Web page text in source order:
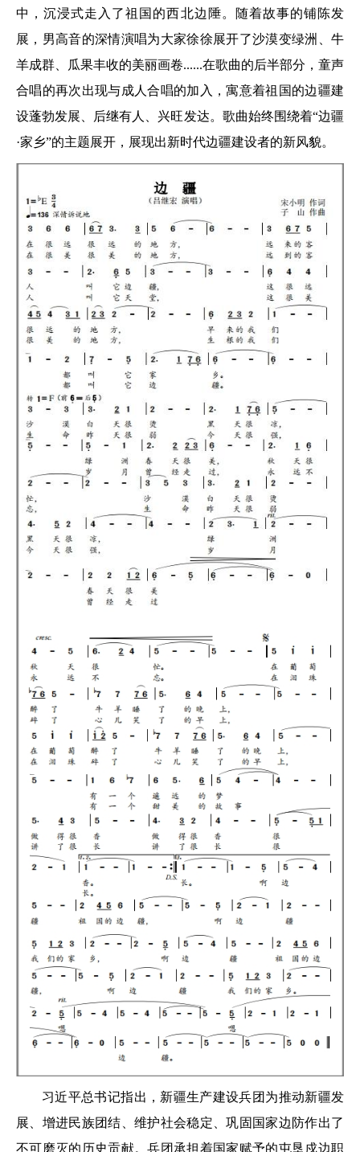
中，沉浸式走入了祖国的西北边陲。随着故事的铺陈发
展，男高音的深情演唱为大家徐徐展开了沙漠变绿洲、牛
羊成群、瓜果丰收的美丽画卷......在歌曲的后半部分，童声
合唱的再次出现与成人合唱的加入，寓意着祖国的边疆建
设蓬勃发展、后继有人、兴旺发达。歌曲始终围绕着“边疆
·家乡”的主题展开，展现出新时代边疆建设者的新风貌。
习近平总书记指出，新疆生产建设兵团为推动新疆发
展、增进民族团结、维护社会稳定、巩固国家边防作出了
不可磨灭的历史贡献。兵团承担着国家赋予的屯垦戍边职